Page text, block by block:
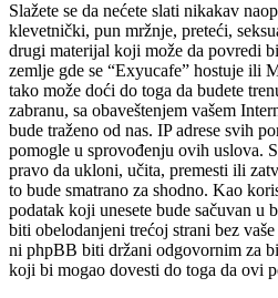
Slažete se da nećete slati nikakav
klevetnički, pun mržnje, preteći,
drugi materijal koji može da povredi
zemlje gde se “Exyucafe” hostuje ili
tako može doći do toga da budete
zabranu, sa obaveštenjem vašem
bude traženo od nas. IP adrese svih
pomogle u sprovođenju ovih uslova.
pravo da ukloni, učita, premesti ili
to bude smatrano za shodno. Kao
podatak koji unesete bude sačuvan u
biti obelodanjeni trećoj strani bez
ni phpBB biti držani odgovornim za
koji bi mogao dovesti do toga da ovi